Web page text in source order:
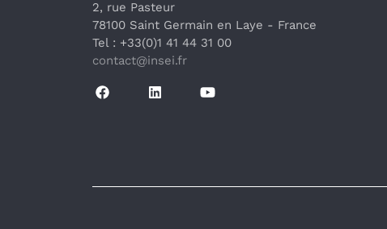
2, rue Pasteur
78100 Saint Germain en Laye - France
Tel : +33(0)1 41 44 31 00
contact@insei.fr